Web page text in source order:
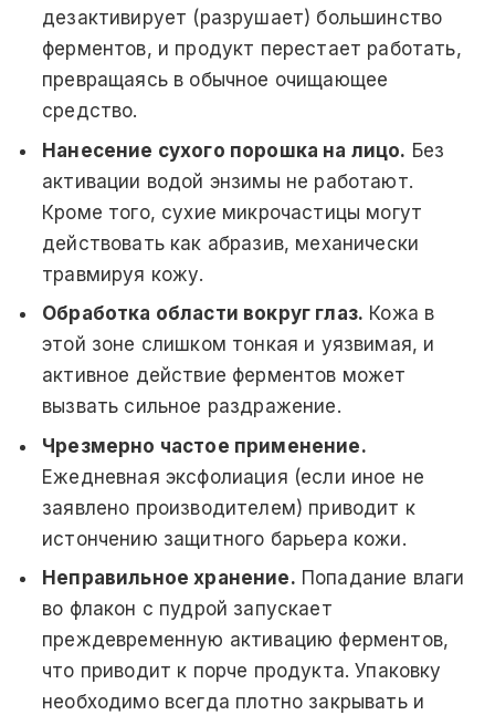
дезактивирует (разрушает) большинство
ферментов, и продукт перестает работать,
превращаясь в обычное очищающее
средство.
Нанесение сухого порошка на лицо. Без
активации водой энзимы не работают.
Кроме того, сухие микрочастицы могут
действовать как абразив, механически
травмируя кожу.
Обработка области вокруг глаз. Кожа в
этой зоне слишком тонкая и уязвимая, и
активное действие ферментов может
вызвать сильное раздражение.
Чрезмерно частое применение.
Ежедневная эксфолиация (если иное не
заявлено производителем) приводит к
истончению защитного барьера кожи.
Неправильное хранение. Попадание влаги
во флакон с пудрой запускает
преждевременную активацию ферментов,
что приводит к порче продукта. Упаковку
необходимо всегда плотно закрывать и